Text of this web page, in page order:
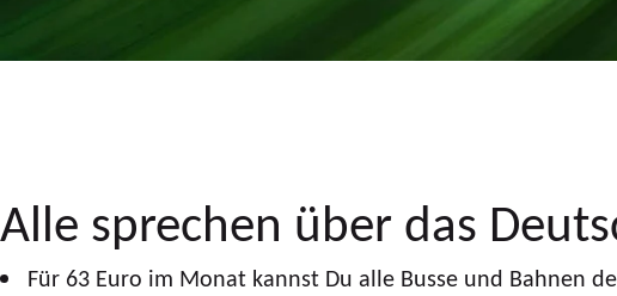
Alle sprechen über das
Für 63 Euro im Monat kannst Du alle Busse und Bahnen